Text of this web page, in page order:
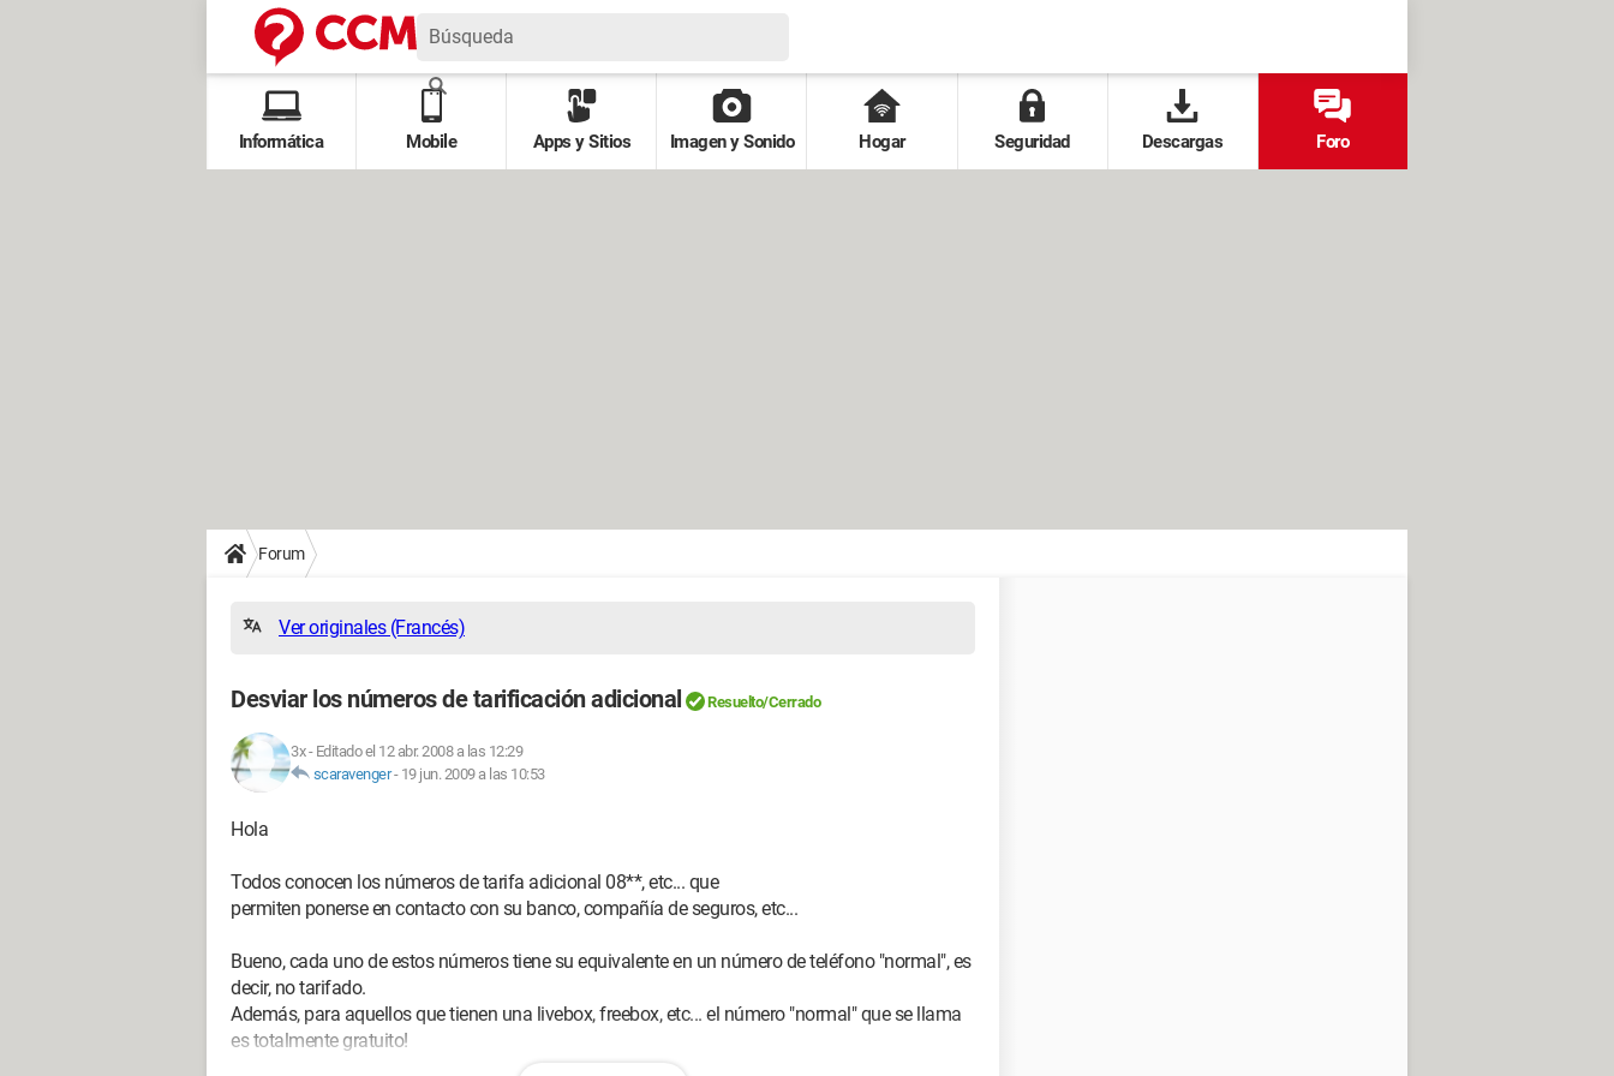
Informática Mobile Apps y Sitios Imagen y Sonido Hogar Seguridad Descargas Foro
Forum
Ver originales (Francés)
Desviar los números de tarificación adicional Resuelto/Cerrado
3x- Editado el 12 abr. 2008 a las 12:29
scaravenger- 19 jun. 2009 a las 10:53
Hola
Todos conocen los números de tarifa adicional 08**, etc... que
permiten ponerse en contacto con su banco, compañía de seguros, etc...
Bueno, cada uno de estos números tiene su equivalente en un número de teléfono "normal", es
decir, no tarifado.
Además, para aquellos que tienen una livebox, freebox, etc... el número "normal" que se llama
es totalmente gratuito!